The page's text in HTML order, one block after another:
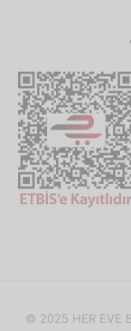
© 2025 HER EVE